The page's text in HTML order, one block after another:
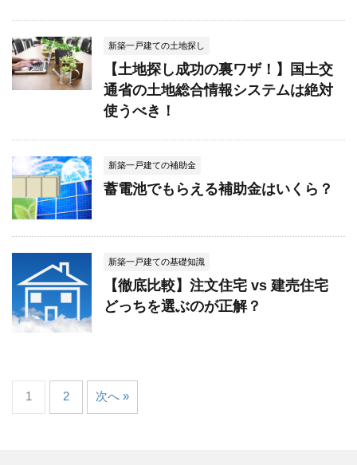
新築一戸建ての土地探し
【土地探し成功の裏ワザ！】国土交
通省の土地総合情報システムは絶対
使うべき！
新築一戸建ての補助金
蓄電池でもらえる補助金はいくら？
新築一戸建ての基礎知識
【徹底比較】注文住宅 vs 建売住宅
どっちを選ぶのが正解？
1 2 次へ »